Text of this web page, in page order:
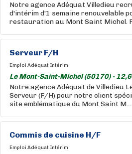
Notre agence Adéquat Villedieu
d'intérim d'1 semaine renouvelable
restauration au Mont Saint Michel.
Serveur F/H
Emploi Adéquat Intérim
Le Mont-Saint-Michel (50170) -
Notre agence Adéquat de Villedieu
Serveur (F/H) pour notre client
site emblématique du Mont Saint M...
Commis de cuisine H/F
Emploi Adéquat Intérim